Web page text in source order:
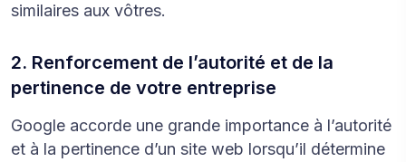
similaires aux vôtres.
2. Renforcement de l’autorité et de la
pertinence de votre entreprise
Google accorde une grande importance à l’autorité
et à la pertinence d’un site web lorsqu’il détermine